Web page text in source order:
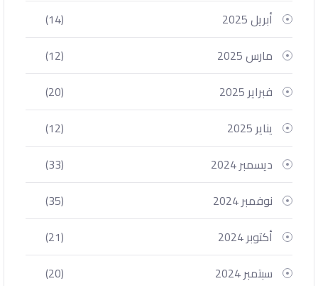
أبريل 2025
(14)
مارس 2025
(12)
فبراير 2025
(20)
يناير 2025
(12)
ديسمبر 2024
(33)
نوفمبر 2024
(35)
أكتوبر 2024
(21)
سبتمبر 2024
(20)